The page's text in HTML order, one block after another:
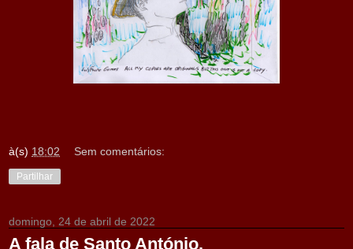
à(s) 18:02 Sem comentários:
Partilhar
domingo, 24 de abril de 2022
A fala de Santo António.